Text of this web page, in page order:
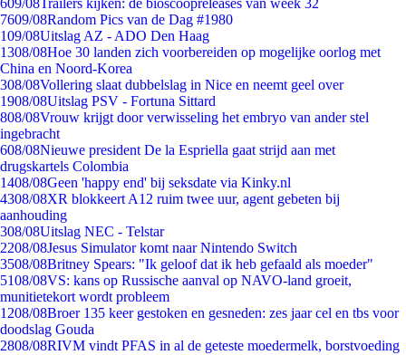
609/08Trailers kijken: de bioscoopreleases van week 32
7609/08Random Pics van de Dag #1980
109/08Uitslag AZ - ADO Den Haag
1308/08Hoe 30 landen zich voorbereiden op mogelijke oorlog met
China en Noord-Korea
308/08Vollering slaat dubbelslag in Nice en neemt geel over
1908/08Uitslag PSV - Fortuna Sittard
808/08Vrouw krijgt door verwisseling het embryo van ander stel
ingebracht
608/08Nieuwe president De la Espriella gaat strijd aan met
drugskartels Colombia
1408/08Geen 'happy end' bij seksdate via Kinky.nl
4308/08XR blokkeert A12 ruim twee uur, agent gebeten bij
aanhouding
308/08Uitslag NEC - Telstar
2208/08Jesus Simulator komt naar Nintendo Switch
3508/08Britney Spears: "Ik geloof dat ik heb gefaald als moeder"
5108/08VS: kans op Russische aanval op NAVO-land groeit,
munitietekort wordt probleem
1208/08Broer 135 keer gestoken en gesneden: zes jaar cel en tbs voor
doodslag Gouda
2808/08RIVM vindt PFAS in al de geteste moedermelk, borstvoeding